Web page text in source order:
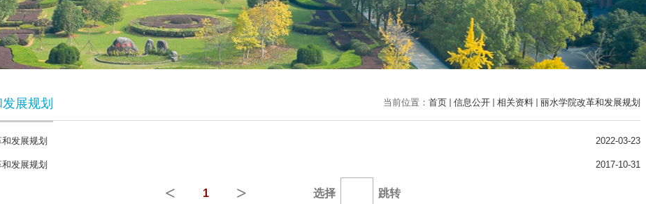
当前位置： 首页 信息公开 相关资料 丽水学院改革和发展规划
展规划
发展规划 2022-03-23
发展规划 2017-10-31
< 1 > 选择 跳转